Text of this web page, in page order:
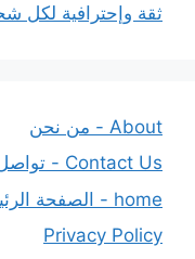
ثقة وإحترافية لكل
About - من نحن
Contact Us - تواصل معنا
home - الصفحة الرئيسية
Privacy Policy